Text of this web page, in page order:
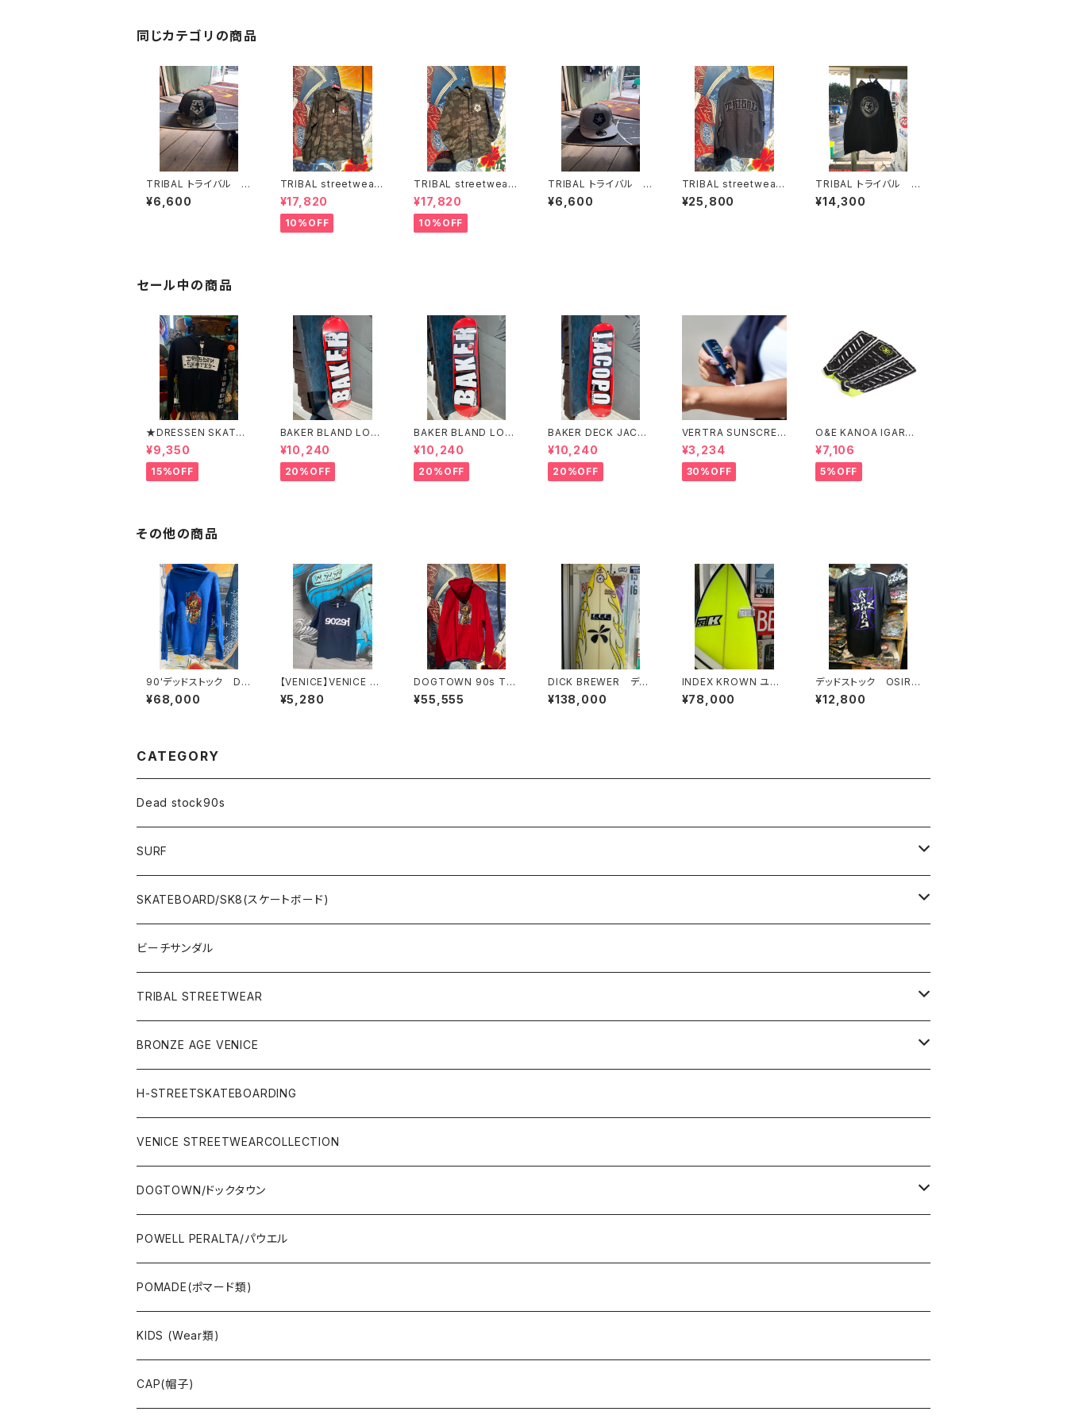
同じカテゴリの商品
TRIBAL トライバル ス
トリートウェア スナッ
プバックキャップUSA
¥6,600
TRIBAL streetwear
トライバル コーチジャ
ケット USA
¥17,820
10%OFF
TRIBAL streetwear
コーチジャケット トラ
イバル
¥17,820
10%OFF
TRIBAL トライバル ス
トリートウェア スナッ
プバックキャップ USA
¥6,600
TRIBAL streetwear
トライバルジャケット
TRIBAL ARCHED CO
¥25,800
TRIBAL トライバル ス
トリートウェア コーチ
ジャケット USA
¥14,300
セール中の商品
★DRESSEN SKATES
★ERIC DRESSEN BL
ACK ZIP HOOD PAR
KER ドレッセンスケー
ツスケート エリックド
¥9,350
15%OFF
BAKER BLAND LOG
O PURPLE DECK 8.0
ベイカー ブランド
ロゴ パープル デッ
キ 8インチ スケートボ
¥10,240
20%OFF
BAKER BLAND LOG
O PINK DECK 8.0 ベ
イカー ブランド ロ
ゴ デッキ ピンク 8
インチ スケートボード
¥10,240
20%OFF
BAKER DECK JACO
PO CAROZZI BRAN
D LOGO 8.25 ベイカ
ー デッキ ジェイコー
プ ブランド ロゴ ス
¥10,240
20%OFF
VERTRA SUNSCREE
N LOTION WHITE S
PF 44＃
¥3,234
30%OFF
O&E KANOA IGARAS
HI 3 PIECE BLACK/LI
ME｜PRO SERIES
¥7,106
5%OFF
その他の商品
90'デッドストック DO
GTOWN
¥68,000
【VENICE】VENICE 90
291 T-Shirts venice
streetwear BLACK o
¥5,280
DOGTOWN 90s TH
E HARD WAY SUCID
ALTEDENSES 1999
¥55,555
DICK BREWER ディ
ックブルーワーサーフボ
ード ショートボード
¥138,000
INDEX KROWN ユー
ズドサーフボード
¥78,000
デッドストック OSIRI
S JAY ADAMS
¥12,800
CATEGORY
Dead stock90s
SURF
WetSuits(ウェットスーツ )
Surf Board(サーフボード )
OTHERS(サーフ小物)
WEAR(サーフブランド衣類)
Rhythm(サーフアパレル)
Ripcurl(サーフブランド)
SKATEBOARD/SK8(スケートボード)
CLOTHING(アパレル)
DECK(デッキ)
COMPLETE（完成品）
STREET
SURFSKATE
TRUCK(トラック)
WHEEL(ウィール)
OTHERS(スケボー小物/ステッカー類)
JAYADAMS/ジェイアダムス
ビーチサンダル
TRIBAL STREETWEAR
小物類
SALE
BRONZE AGE VENICE
made in JAPAN
made in USA
H-STREETSKATEBOARDING
VENICE STREETWEARCOLLECTION
DOGTOWN/ドックタウン
WEAR(衣類)
Deck(スケートデッキ)
CAP/HAT(キャップ類)
OTHERS(ドックタウン小物)
POWELL PERALTA/パウエル
POMADE(ポマード類)
KIDS (Wear類)
CAP(帽子)